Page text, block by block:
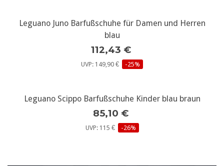
Leguano Juno Barfußschuhe für Damen und Herren
blau
112,43 €
UVP: 149,90 € -25%
Leguano Scippo Barfußschuhe Kinder blau braun
85,10 €
UVP: 115 € -26%